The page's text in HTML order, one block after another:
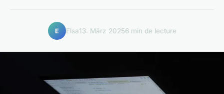
E Elsa13. März 20256 min de lecture